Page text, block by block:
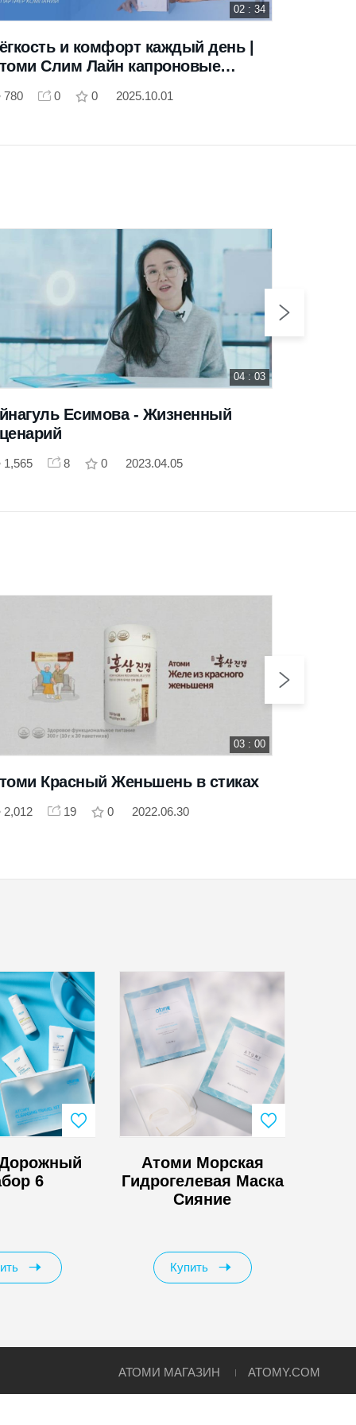
и комфорт каждый день |
Слим Лайн капроновые
780 0 0 2025.10.01
02 : 34
Есимова - Жизненный
1,565 8 0 2023.04.05
04 : 03
Красный Женьшень в стиках
2,012 19 0 2022.06.30
03 : 00
6
Атоми Морская
Гидрогелевая Маска
Сияние
Купить
АТОМИ МАГАЗИН ATOMY.COM